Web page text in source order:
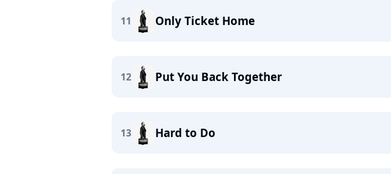
11 Only Ticket Home
12 Put You Back Together
13 Hard to Do